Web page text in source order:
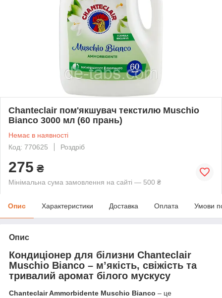
Chanteclair пом'якшувач текстилю Muschio
Bianco 3000 мл (60 прань)
Немає в наявності
Код: 770625
Роздріб
275 ₴
Мінімальна сума замовлення на сайті — 500 ₴
Опис Характеристики Доставка Оплата Умови
Опис
Кондиціонер для білизни Chanteclair
Muschio Bianco – м’якість, свіжість та
тривалий аромат білого мускусу
Chanteclair Ammorbidente Muschio Bianco – це